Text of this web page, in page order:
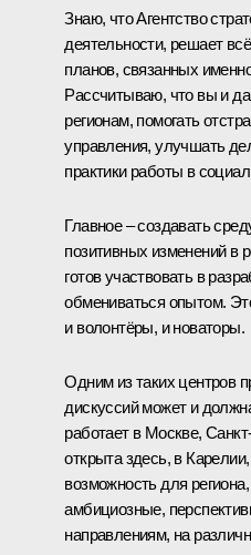
Знаю, что Агентство
деятельности, решает
планов, связанных
Рассчитываю, что вы и
регионам, помогать
управления, улучшать
практики работы в
Главное – создавать
позитивных изменений в
готов участвовать в
обмениваться опытом.
и волонтёры, и новаторы.
Одним из таких центров
дискуссий может и
работает в Москве,
открыта здесь, в
возможность для
амбициозные,
направлениям, на